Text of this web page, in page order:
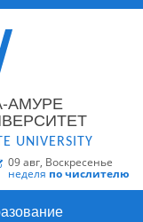
АМУРЕ
UNIVERSITY
09 авг, Воскресенье
неделя по числителю